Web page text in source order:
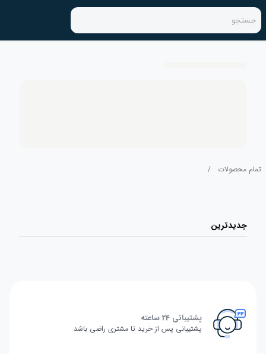
جستجو
تمام محصولات /
جدیدترین
پشتیبانی 24 ساعته
پشتیبانی پس از خرید تا مشتری راضی باشد